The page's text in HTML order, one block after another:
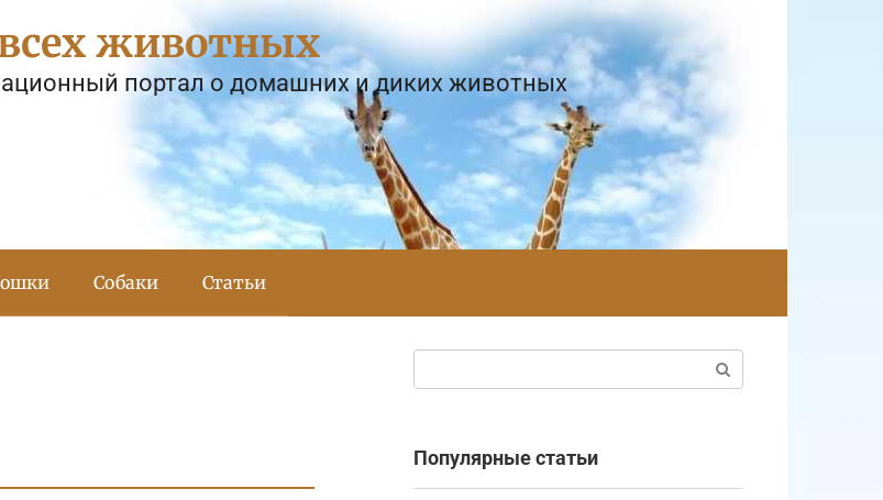
животных
портал о домашних и диких животных
Собаки Статьи
Популярные статьи